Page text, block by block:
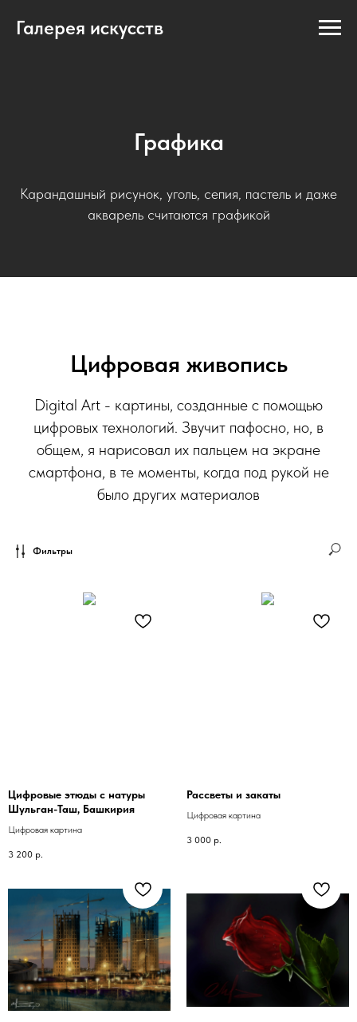
Галерея искусств
Графика
Карандашный рисунок, уголь, сепия, пастель и даже
акварель считаются графикой
Цифровая живопись
Digital Art - картины, созданные с помощью
цифровых технологий. Звучит пафосно, но, в
общем, я нарисовал их пальцем на экране
смартфона, в те моменты, когда под рукой не
было других материалов
Фильтры
Цифровые этюды с натуры
Шульган-Таш, Башкирия
Цифровая картина
3 200 р.
Рассветы и закаты
Цифровая картина
3 000 р.